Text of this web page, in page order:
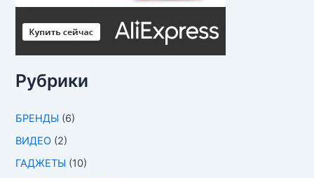
Рубрики
БРЕНДЫ (6)
ВИДЕО (2)
ГАДЖЕТЫ (10)